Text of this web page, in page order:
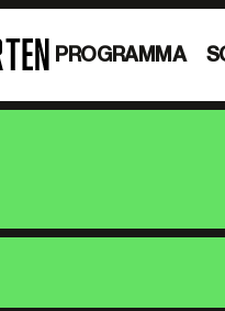
PROGRAMMA